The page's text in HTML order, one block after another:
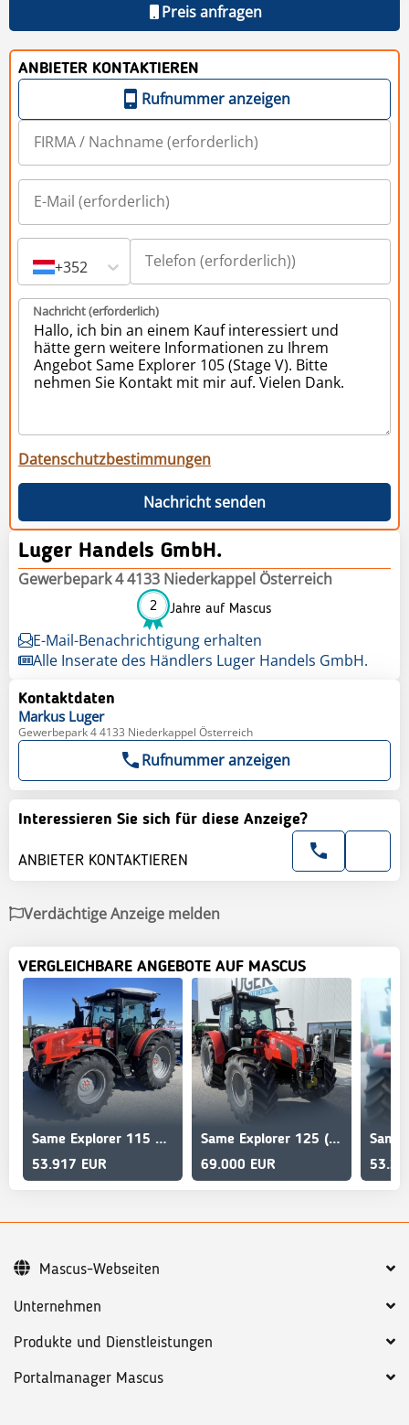
Preis anfragen
ANBIETER KONTAKTIEREN
Rufnummer anzeigen
+352
Nachricht (erforderlich)
Datenschutzbestimmungen
Nachricht senden
Luger Handels GmbH.
Gewerbepark 4 4133 Niederkappel Österreich
2 Jahre auf Mascus
E-Mail-Benachrichtigung erhalten
Alle Inserate des Händlers Luger Handels GmbH.
Kontaktdaten
Markus Luger
Gewerbepark 4 4133 Niederkappel Österreich
Rufnummer anzeigen
Interessieren Sie sich für diese Anzeige?
ANBIETER KONTAKTIEREN
Verdächtige Anzeige melden
VERGLEICHBARE ANGEBOTE AUF MASCUS
Same Explorer 115 NATURAL GS
53.917 EUR
Same Explorer 125 (Stage V)
69.000 EUR
Unternehmen
Produkte und Dienstleistungen
Portalmanager Mascus
Mascus-Webseiten